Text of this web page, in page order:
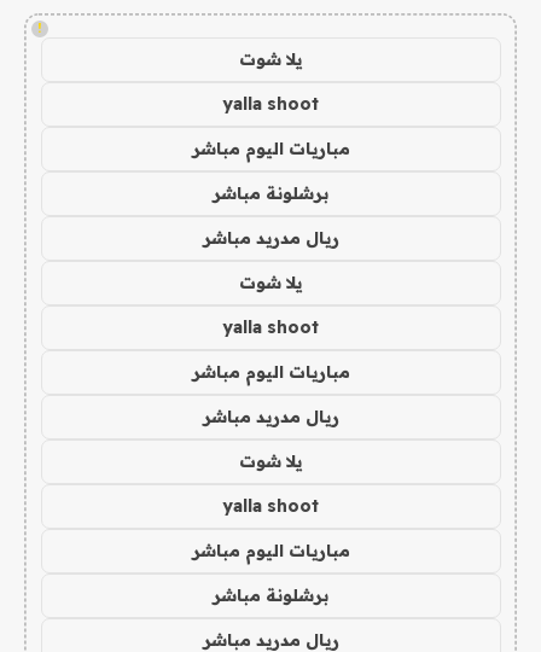
!
يلا شوت
yalla shoot
مباريات اليوم مباشر
برشلونة مباشر
ريال مدريد مباشر
يلا شوت
yalla shoot
مباريات اليوم مباشر
ريال مدريد مباشر
يلا شوت
yalla shoot
مباريات اليوم مباشر
برشلونة مباشر
ريال مدريد مباشر